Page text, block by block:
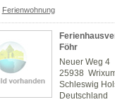
Ferienwohnung
Föhr
Neuer Weg 4
25938
Schleswig
Deutschland